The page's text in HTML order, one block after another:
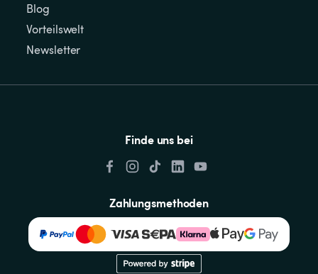
Blog
Vorteilswelt
Newsletter
Finde uns bei
Zahlungsmethoden